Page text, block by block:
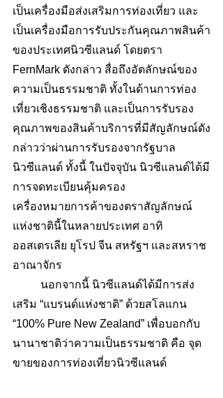
เป็นเครื่องมือส่งเสริมการท่องเที่ยว และ
เป็นเครื่องมือการรับประกันคุณภาพสินค้า
ของประเทศนิวซีแลนด์ โดยตรา
FernMark ดังกล่าว สื่อถึงอัตลักษณ์ของ
ความเป็นธรรมชาติ ทั้งในด้านการท่อง
เที่ยวเชิงธรรมชาติ และเป็นการรับรอง
คุณภาพของสินค้าบริการที่มีสัญลักษณ์ดัง
กล่าวว่าผ่านการรับรองจากรัฐบาล
นิวซีแลนด์ ทั้งนี้ ในปัจจุบัน นิวซีแลนด์ได้มี
การจดทะเบียนคุ้มครอง
เครื่องหมายการค้าของตราสัญลักษณ์
แห่งชาตินี้ในหลายประเทศ อาทิ
ออสเตรเลีย ยุโรป จีน สหรัฐฯ และสหราช
อาณาจักร
เสริม “แบรนด์แห่งชาติ” ด้วยสโลแกน
“100% Pure New Zealand” เพื่อบอกกับ
นานาชาติว่าความเป็นธรรมชาติ คือ จุด
ขายของการท่องเที่ยวนิวซีแลนด์